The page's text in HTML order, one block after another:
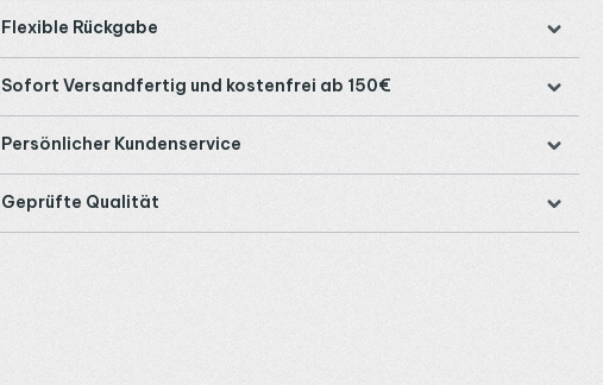
Flexible Rückgabe
Sofort Versandfertig und kostenfrei ab 150€
Persönlicher Kundenservice
Geprüfte Qualität